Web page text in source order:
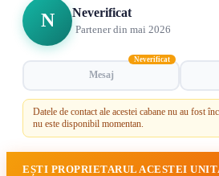
N Neverificat
Partener din mai 2026
Mesaj
Neverificat
Datele de contact ale acestei cabane nu au fost
nu este disponibil momentan.
EȘTI PROPRIETARUL ACESTEI